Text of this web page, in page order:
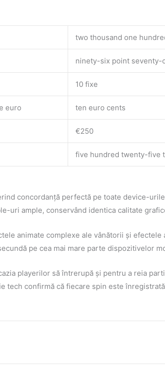
two thousand one
ninety-six point seventy-
10 fixe
euro ten euro cents
€250
five hundred twenty-five
concordanță perfectă pe toate device-
uri ample, conservând identica calitate
animate complexe ale vânătorii și
pe cea mai mare parte dispozitivelor
playerilor să întrerupă și pentru a reia
tech confirmă că fiecare spin este